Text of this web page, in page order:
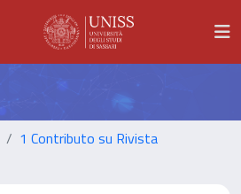
1 Contributo su Rivista